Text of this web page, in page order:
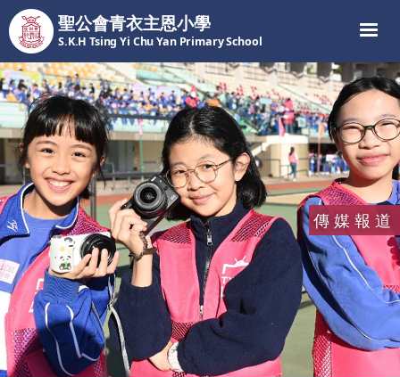
聖公會青衣主恩小學
S.K.H Tsing Yi Chu Yan Primary School
傳媒報道